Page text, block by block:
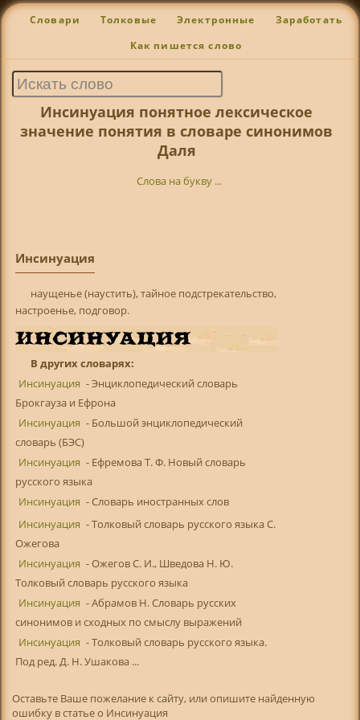
Словари Толковые Электронные Заработать
Как пишется слово
Инсинуация понятное лексическое
значение понятия в словаре синонимов
Даля
Слова на букву ...
Инсинуация
наущенье (наустить), тайное подстрекательство,
настроенье, подговор.
В других словарях:
Инсинуация - Энциклопедический словарь
Брокгауза и Ефрона
Инсинуация - Большой энциклопедический
словарь (БЭС)
Инсинуация - Ефремова Т. Ф. Новый словарь
русского языка
Инсинуация - Словарь иностранных слов
Инсинуация - Толковый словарь русского языка С.
Ожегова
Инсинуация - Ожегов С. И., Шведова Н. Ю.
Толковый словарь русского языка
Инсинуация - Абрамов Н. Словарь русских
синонимов и сходных по смыслу выражений
Инсинуация - Толковый словарь русского языка.
Под ред. Д. Н. Ушакова ...
Оставьте Ваше пожелание к сайту, или опишите найденную
ошибку в статье о Инсинуация